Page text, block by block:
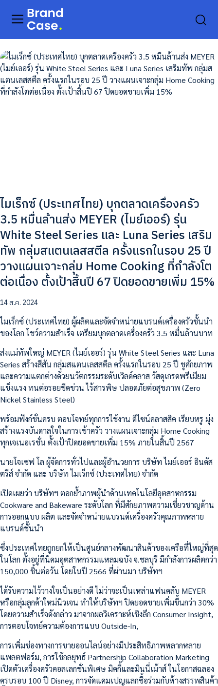
ไมเร็กซ์ (ประเทศไทย) บุกตลาดเครื่องครัว
3.5 หมื่นล้านส่ง MEYER (ไมย์เออร์) รุ่น
White Steel Series และ Luna Series เสริม
ทัพ กลุ่มสแตนเลสสตีล ครั้งแรกในรอบ 25 ปี
วางแผนเจาะกลุ่ม Home Cooking ที่กำลังโต
ต่อเนื่อง ตั้งเป้าสิ้นปี 67 ปิดยอดขายเพิ่ม 15%
14 ส.ค. 2024
ไมเร็กซ์ (ประเทศไทย) ผู้ผลิตและจัดจำหน่ายแบรนด์เครื่องครัวชั้นนำ
ของโลก โชว์ความสำเร็จ เตรียมบุกตลาดเครื่องครัว 3.5 หมื่นล้านบาท
ส่งแม่ทัพใหญ่ MEYER (ไมย์เออร์) รุ่น White Steel Series และ Luna
Series สร้างสีสัน กลุ่มสแตนเลสสตีล ครั้งแรกในรอบ 25 ปี ชูศักยภาพ
และความแตกต่างด้วยนวัตกรรมระดับเวิลด์คลาส วัสดุเกรดพรีเมียม
แข็งแรง ทนต่อรอยขีดข่วน ไร้สารพิษ ปลอดภัยต่อสุขภาพ (Zero
Nickel Stainless Steel)
พร้อมฟังก์ชั่นครบ ตอบโจทย์ทุกการใช้งาน ดีไซน์คลาสสิค เรียบหรู มุ่ง
สร้างแรงบันดาลใจในการเข้าครัว วางแผนเจาะกลุ่ม Home Cooking
ทุกเจเนอเรชั่น ตั้งเป้าปิดยอดขายเพิ่ม 15% ภายในสิ้นปี 2567
นายโจเซฟ โล ผู้จัดการทั่วไปและผู้อำนวยการ บริษัท ไมย์เออร์ อินดัส
ตรีส์ จำกัด และ บริษัท ไมเร็กซ์ (ประเทศไทย) จำกัด
เปิดเผยว่า บริษัทฯ ตอกย้ำภาพผู้นำด้านเทคโนโลยีอุตสาหกรรม
Cookware and Bakeware ระดับโลก ที่มีศักยภาพความเชี่ยวชาญด้าน
การออกแบบ ผลิต และจัดจำหน่ายแบรนด์เครื่องครัวคุณภาพหลาย
แบรนด์ชั้นนำ
ซึ่งประเทศไทยถูกยกให้เป็นศูนย์กลางพัฒนาสินค้าของเครือที่ใหญ่ที่สุด
ในโลก ตั้งอยู่ที่นิคมอุตสาหกรรมแหลมฉบัง จ.ชลบุรี มีกำลังการผลิตกว่า
150,000 ชิ้นต่อวัน โดยในปี 2566 ที่ผ่านมา บริษัทฯ
ได้รับความไว้วางใจเป็นอย่างดี ไม่ว่าจะเป็นเหล่าแฟนคลับ MEYER
หรือกลุ่มลูกค้าใหม่นิวเจน ทำให้บริษัทฯ ปิดยอดขายเพิ่มขึ้นกว่า 30%
โดยความสำเร็จดังกล่าว มาจากผลวิเคราะห์เชิงลึก Consumer Insight,
การตอบโจทย์ความต้องการแบบ Outside-In,
การเพิ่มช่องทางการขายออนไลน์อย่างมีประสิทธิภาพหลากหลาย
แพลตฟอร์ม, การใช้กลยุทธ์ Partnership Collaboration Marketing
เปิดตัวเครื่องครัวคอลเลกชั่นพิเศษ มิคกี้และมินนี่เม้าส์ ในโอกาสฉลอง
ครบรอบ 100 ปี Disney, การจัดแคมเปญแลกซื้อร่วมกับห้างสรรพสินค้า